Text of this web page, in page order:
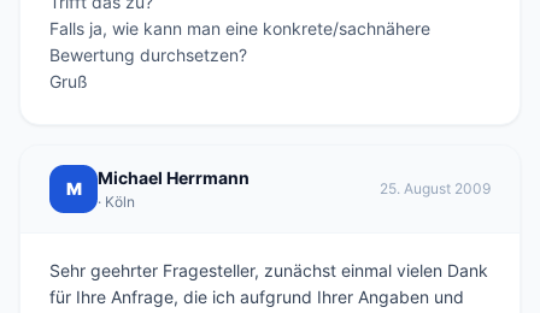
Falls ja, wie kann man eine konkrete/sachnähere
Bewertung durchsetzen?
Gruß
M
Michael Herrmann
· Köln
25. August 2009
Sehr geehrter Fragesteller, zunächst einmal vielen Dank
für Ihre Anfrage, die ich aufgrund Ihrer Angaben und